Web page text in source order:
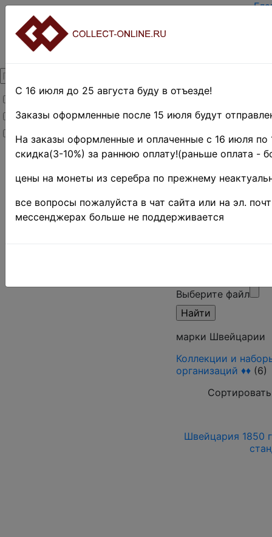
Товары со скидкой
Товары в наличии
Новинки
Главная»
Европа»
Швейцария
Поиск в категории
Выберите файл
марки Швейцарии
Коллекции и
организаций ♦♦ (6)
Швейцария 1850
С 16 июля до 25 августа буду в отъезде!
Заказы оформленные после 15 июля будут
На заказы оформленные и оплаченные с 16 июля по
скидка(3-10%) за раннюю оплату!(раньше оплата -
цены на монеты из серебра по прежнему
все вопросы пожалуйста в чат сайта или на эл.
мессенджерах больше не поддерживается